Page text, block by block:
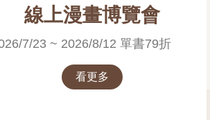
線上漫畫博覽會
7/23 ~ 2026/8/12 單書79折
看更多